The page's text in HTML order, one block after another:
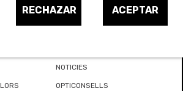
ACEPTAR
RECHAZAR
NOTICIES
OPTICONSELLS